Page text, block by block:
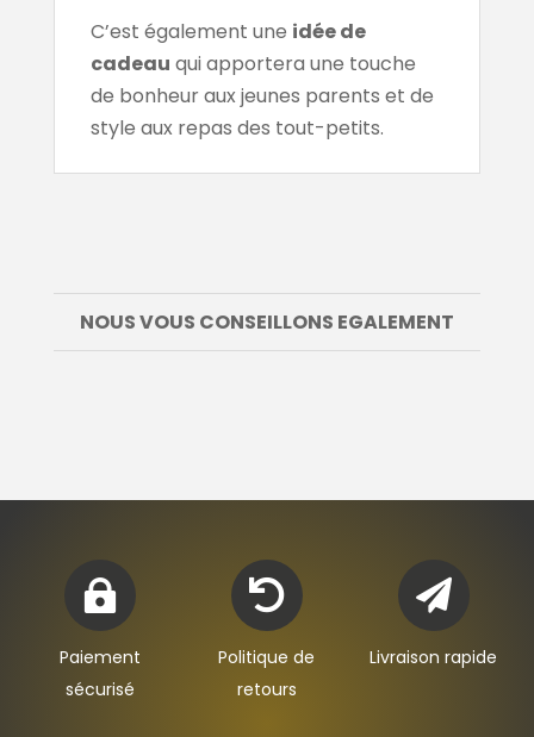
C’est également une idée de
cadeau qui apportera une touche
de bonheur aux jeunes parents et de
style aux repas des tout-petits.
NOUS VOUS CONSEILLONS EGALEMENT

Paiement
sécurisé

Politique de
retours

Livraison rapide